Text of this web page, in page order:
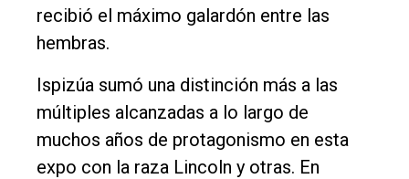
recibió el máximo galardón entre las
hembras.
Ispizúa sumó una distinción más a las
múltiples alcanzadas a lo largo de
muchos años de protagonismo en esta
expo con la raza Lincoln y otras. En